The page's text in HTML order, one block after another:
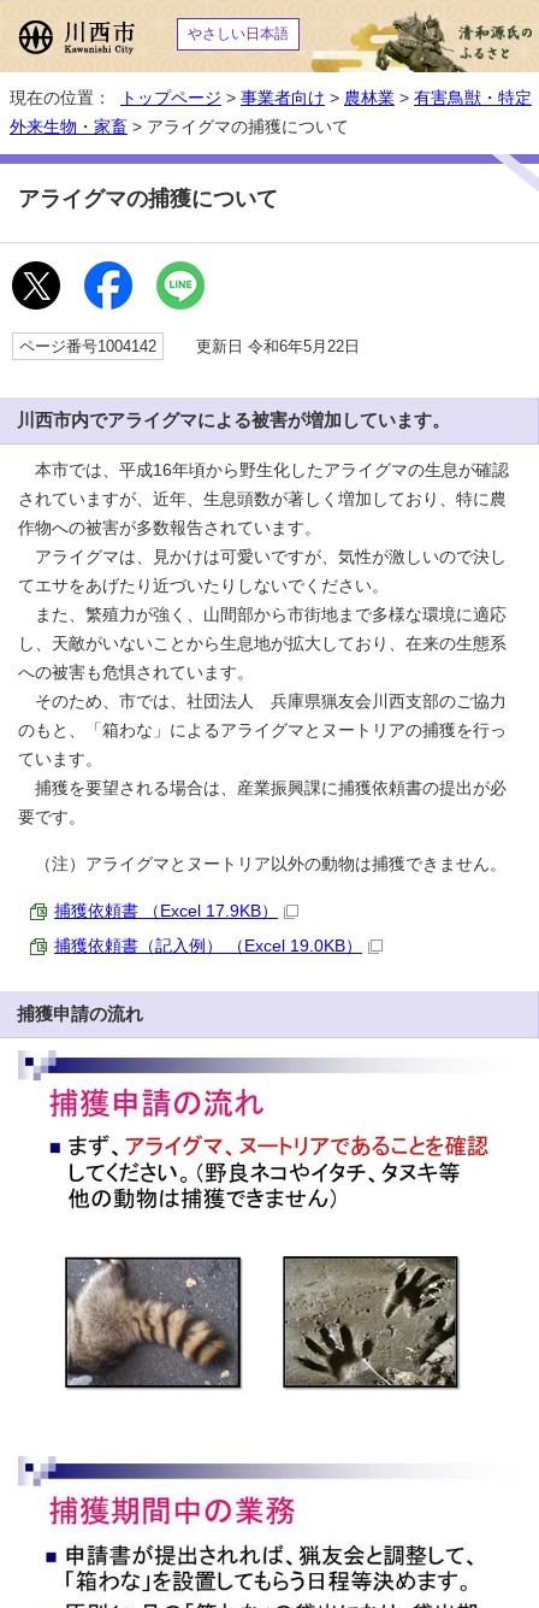
やさしい日本語
現在の位置： トップページ > 事業者向け > 農林業 > 有害鳥獣・特定
外来生物・家畜 > アライグマの捕獲について
アライグマの捕獲について
ページ番号1004142 更新日 令和6年5月22日
川西市内でアライグマによる被害が増加しています。
本市では、平成16年頃から野生化したアライグマの生息が確認
されていますが、近年、生息頭数が著しく増加しており、特に農
作物への被害が多数報告されています。
アライグマは、見かけは可愛いですが、気性が激しいので決し
てエサをあげたり近づいたりしないでください。
また、繁殖力が強く、山間部から市街地まで多様な環境に適応
し、天敵がいないことから生息地が拡大しており、在来の生態系
への被害も危惧されています。
そのため、市では、社団法人 兵庫県猟友会川西支部のご協力
のもと、「箱わな」によるアライグマとヌートリアの捕獲を行っ
ています。
捕獲を要望される場合は、産業振興課に捕獲依頼書の提出が必
要です。
（注）アライグマとヌートリア以外の動物は捕獲できません。
捕獲依頼書 （Excel 17.9KB）
捕獲依頼書（記入例） （Excel 19.0KB）
捕獲申請の流れ